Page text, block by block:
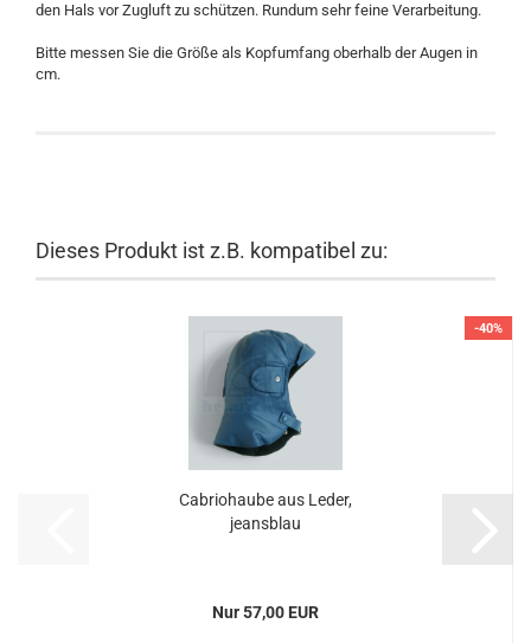
den Hals vor Zugluft zu schützen. Rundum sehr feine Verarbeitung.
Bitte messen Sie die Größe als Kopfumfang oberhalb der Augen in
cm.
Dieses Produkt ist z.B. kompatibel zu:
-40%
Cabriohaube aus Leder,
jeansblau
Nur 57,00 EUR